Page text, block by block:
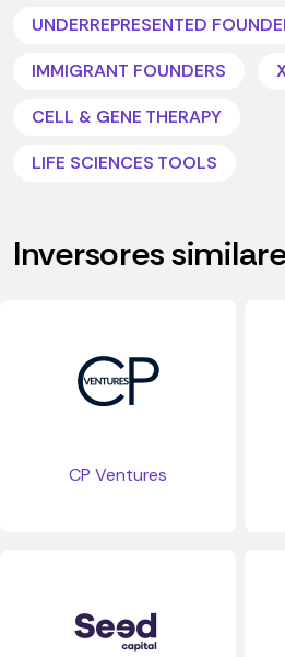
UNDERREPRESENTED
IMMIGRANT FOUNDERS
CELL & GENE THERAPY
LIFE SCIENCES TOOLS
Inversores
CP Ventures